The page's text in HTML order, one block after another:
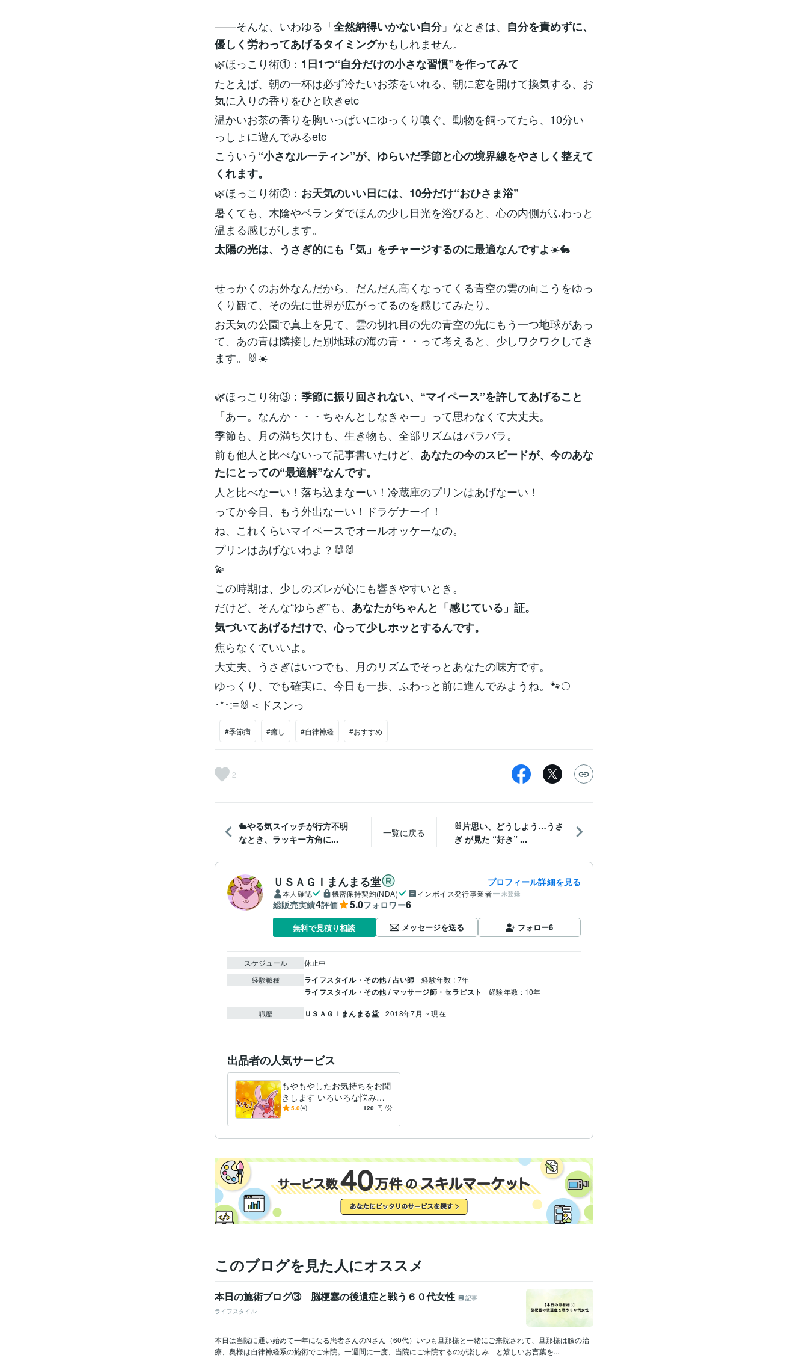
——そんな、いわゆる「全然納得いかない自分」なときは、 自分を責めずに、
優しく労わってあげるタイミングかもしれません。
🌿ほっこり術①： 1日1つ“自分だけの小さな習慣”を作ってみて
たとえば、朝の一杯は必ず冷たいお茶をいれる、朝に窓を開けて換気する、お
気に入りの香りをひと吹きetc
温かいお茶の香りを胸いっぱいにゆっくり嗅ぐ。動物を飼ってたら、10分い
っしょに遊んでみるetc
こういう“小さなルーティン”が、ゆらいだ季節と心の境界線をやさしく整えて
くれます。
🌿ほっこり術②： お天気のいい日には、10分だけ“おひさま浴”
暑くても、木陰やベランダでほんの少し日光を浴びると、心の内側がふわっと
温まる感じがします。
太陽の光は、うさぎ的にも「気」をチャージするのに最適なんですよ☀️🐇
せっかくのお外なんだから、だんだん高くなってくる青空の雲の向こうをゆっ
くり観て、その先に世界が広がってるのを感じてみたり。
お天気の公園で真上を見て、雲の切れ目の先の青空の先にもう一つ地球があっ
て、あの青は隣接した別地球の海の青・・って考えると、少しワクワクしてき
ます。🐰☀️
🌿ほっこり術③： 季節に振り回されない、“マイペース”を許してあげること
「あー。なんか・・・ちゃんとしなきゃー」って思わなくて大丈夫。
季節も、月の満ち欠けも、生き物も、全部リズムはバラバラ。
前も他人と比べないって記事書いたけど、 あなたの今のスピードが、今のあな
たにとっての“最適解”なんです。
人と比べなーい！落ち込まなーい！冷蔵庫のプリンはあげなーい！
ってか今日、もう外出なーい！ドラゲナーイ！
ね、これくらいマイペースでオールオッケーなの。
プリンはあげないわよ？🐰🐰
💫
この時期は、少しのズレが心にも響きやすいとき。
だけど、そんな“ゆらぎ”も、 あなたがちゃんと「感じている」証。
気づいてあげるだけで、心って少しホッとするんです。
焦らなくていいよ。
大丈夫、うさぎはいつでも、月のリズムでそっとあなたの味方です。
ゆっくり、でも確実に。今日も一歩、ふわっと前に進んでみようね。🐾🌕
･*･:≡🐰＜ドスンっ
#季節病 #癒し #自律神経 #おすすめ
2
🐇やる気スイッチが行方不明
なとき、ラッキー方角に...
一覧に戻る
🐰片思い、どうしよう…うさ
ぎ が見た “好き” ...
ＵＳＡＧＩまんまる堂 プロフィール詳細を見る
本人確認 機密保持契約(NDA) インボイス発行事業者 未登録
総販売実績4評価 5.0フォロワー6
無料で見積り相談 メッセージを送る フォロー6
スケジュール 休止中
経験職種 ライフスタイル・その他 / 占い師 経験年数 : 7年
ライフスタイル・その他 / マッサージ師・セラピスト 経験年数 : 10年
職歴 ＵＳＡＧＩまんまる堂 2018年7月 ~ 現在
出品者の人気サービス
もやもやしたお気持ちをお聞
きします いろいろな悩みか
ら、もやもやしてしまうあな
5.0(4) 120 円 /分
このブログを見た人にオススメ
本日の施術ブログ③ 脳梗塞の後遺症と戦う６０代女性
記事
ライフスタイル
本日は当院に通い始めて一年になる患者さんのNさん（60代）いつも旦那様と一緒にご来院されて、旦那様は膝の治
療、奥様は自律神経系の施術でご来院。一週間に一度、当院にご来院するのが楽しみ と嬉しいお言葉を...